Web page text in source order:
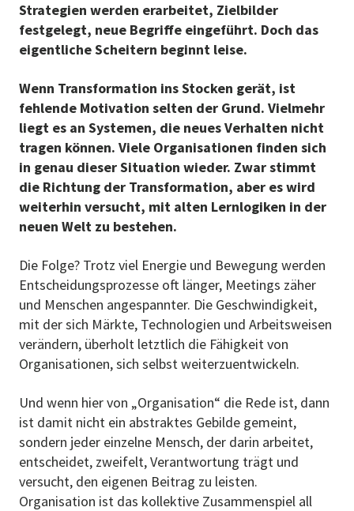
Strategien werden erarbeitet, Zielbilder
festgelegt, neue Begriffe eingeführt. Doch das
eigentliche Scheitern beginnt leise.
Wenn Transformation ins Stocken gerät, ist
fehlende Motivation selten der Grund. Vielmehr
liegt es an Systemen, die neues Verhalten nicht
tragen können. Viele Organisationen finden sich
in genau dieser Situation wieder. Zwar stimmt
die Richtung der Transformation, aber es wird
weiterhin versucht, mit alten Lernlogiken in der
neuen Welt zu bestehen.
Die Folge? Trotz viel Energie und Bewegung werden
Entscheidungsprozesse oft länger, Meetings zäher
und Menschen angespannter. Die Geschwindigkeit,
mit der sich Märkte, Technologien und Arbeitsweisen
verändern, überholt letztlich die Fähigkeit von
Organisationen, sich selbst weiterzuentwickeln.
Und wenn hier von „Organisation“ die Rede ist, dann
ist damit nicht ein abstraktes Gebilde gemeint,
sondern jeder einzelne Mensch, der darin arbeitet,
entscheidet, zweifelt, Verantwortung trägt und
versucht, den eigenen Beitrag zu leisten.
Organisation ist das kollektive Zusammenspiel all